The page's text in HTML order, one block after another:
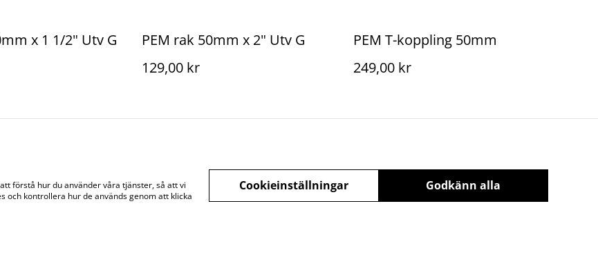
x 1 1/2" Utv G
PEM rak 50mm x 2" Utv G
129,00 kr
PEM T-koppling 50mm
249,00 kr
Juridisk information Integritetspolicy Cookiepolicy
förstå hur du använder våra tjänster, så att vi
och kontrollera hur de används genom att klicka
Godkänn alla
Cookieinställningar